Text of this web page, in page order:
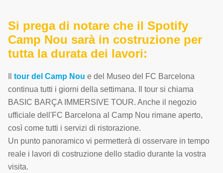
Si prega di notare che il Spotify
Camp Nou sarà in costruzione per
tutta la durata dei lavori:
tour del Camp Nou e del Museo del FC Barcelona
continua tutti i giorni della settimana. Il tour si chiama
BASIC BARÇA IMMERSIVE TOUR. Anche il negozio
ufficiale dell'FC Barcelona al Camp Nou rimane aperto,
così come tutti i servizi di ristorazione.
Un punto panoramico vi permetterà di osservare in tempo
reale i lavori di costruzione dello stadio durante la vostra
visita.